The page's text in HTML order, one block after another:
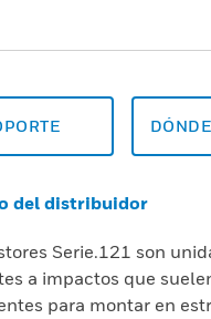
del distribuidor
Serie.121 son
a impactos que
para montar en